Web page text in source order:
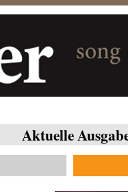
Aktuelle